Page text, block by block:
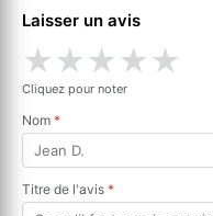
Laisser un avis
★★★★★
Cliquez pour noter
Nom *
Titre de l'avis *